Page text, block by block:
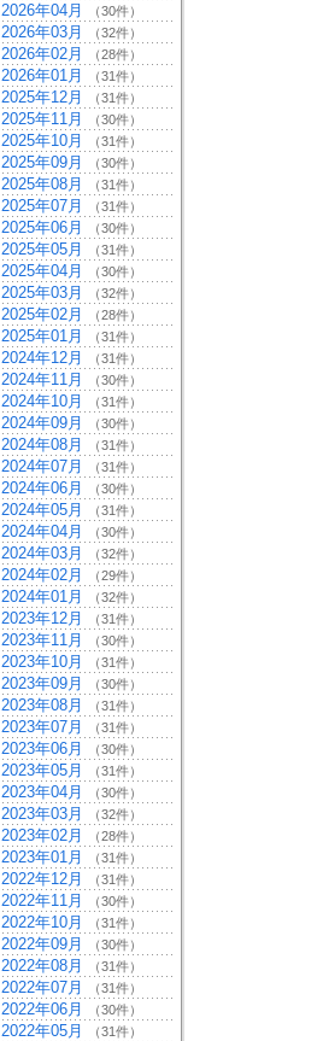
2026年04月 （30件）
2026年03月 （32件）
2026年02月 （28件）
2026年01月 （31件）
2025年12月 （31件）
2025年11月 （30件）
2025年10月 （31件）
2025年09月 （30件）
2025年08月 （31件）
2025年07月 （31件）
2025年06月 （30件）
2025年05月 （31件）
2025年04月 （30件）
2025年03月 （32件）
2025年02月 （28件）
2025年01月 （31件）
2024年12月 （31件）
2024年11月 （30件）
2024年10月 （31件）
2024年09月 （30件）
2024年08月 （31件）
2024年07月 （31件）
2024年06月 （30件）
2024年05月 （31件）
2024年04月 （30件）
2024年03月 （32件）
2024年02月 （29件）
2024年01月 （32件）
2023年12月 （31件）
2023年11月 （30件）
2023年10月 （31件）
2023年09月 （30件）
2023年08月 （31件）
2023年07月 （31件）
2023年06月 （30件）
2023年05月 （31件）
2023年04月 （30件）
2023年03月 （32件）
2023年02月 （28件）
2023年01月 （31件）
2022年12月 （31件）
2022年11月 （30件）
2022年10月 （31件）
2022年09月 （30件）
2022年08月 （31件）
2022年07月 （31件）
2022年06月 （30件）
2022年05月 （31件）